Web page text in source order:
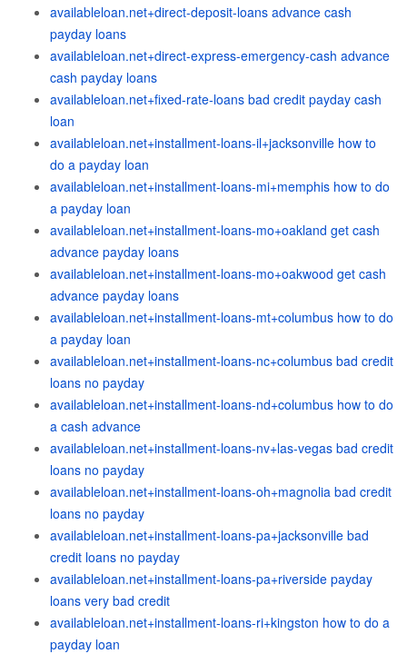
availableloan.net+direct-deposit-loans advance cash
payday loans
availableloan.net+direct-express-emergency-cash advance
cash payday loans
availableloan.net+fixed-rate-loans bad credit payday cash
loan
availableloan.net+installment-loans-il+jacksonville how to
do a payday loan
availableloan.net+installment-loans-mi+memphis how to do
a payday loan
availableloan.net+installment-loans-mo+oakland get cash
advance payday loans
availableloan.net+installment-loans-mo+oakwood get cash
advance payday loans
availableloan.net+installment-loans-mt+columbus how to do
a payday loan
availableloan.net+installment-loans-nc+columbus bad credit
loans no payday
availableloan.net+installment-loans-nd+columbus how to do
a cash advance
availableloan.net+installment-loans-nv+las-vegas bad credit
loans no payday
availableloan.net+installment-loans-oh+magnolia bad credit
loans no payday
availableloan.net+installment-loans-pa+jacksonville bad
credit loans no payday
availableloan.net+installment-loans-pa+riverside payday
loans very bad credit
availableloan.net+installment-loans-ri+kingston how to do a
payday loan